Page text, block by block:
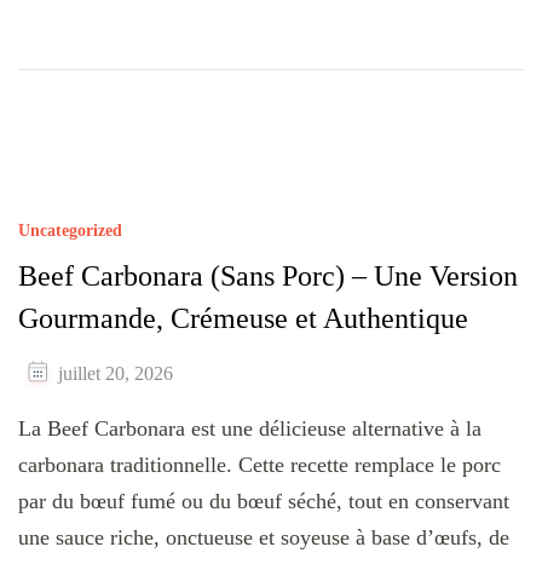
Uncategorized
Beef Carbonara (Sans Porc) – Une Version
Gourmande, Crémeuse et Authentique
juillet 20, 2026
La Beef Carbonara est une délicieuse alternative à la
carbonara traditionnelle. Cette recette remplace le porc
par du bœuf fumé ou du bœuf séché, tout en conservant
une sauce riche, onctueuse et soyeuse à base d’œufs, de